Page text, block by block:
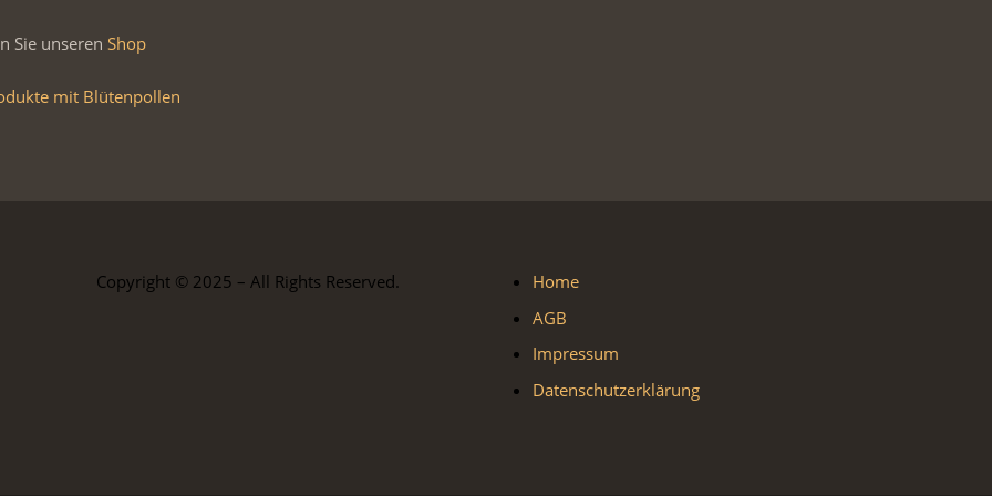
Sie unseren Shop
mit Blütenpollen
Copyright © 2025 – All Rights Reserved.
Home
AGB
Impressum
Datenschutzerklärung